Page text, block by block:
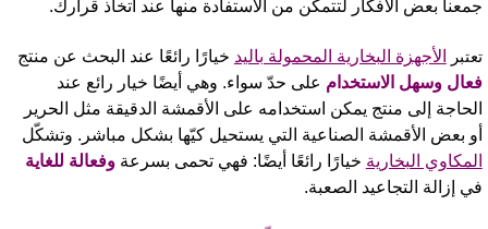
بعض الأفكار لتتمكّن من الاستفادة منها عند اتخاذ قرارك.
الأجهزة البخارية المحمولة باليدخيارًا رائعًا عند البحث عن منتج
وسهل الاستخدام على حدّ سواء. وهي أيضًا خيار رائع عند
إلى منتج يمكن استخدامه على الأقمشة الدقيقة مثل الحرير
بعض الأقمشة الصناعية التي يستحيل كيّها بشكل مباشر. وتشكّل
البخاريةخيارًا رائعًا أيضًا: فهي تحمى بسرعةوفعالة للغاية
إزالة التجاعيد الصعبة.